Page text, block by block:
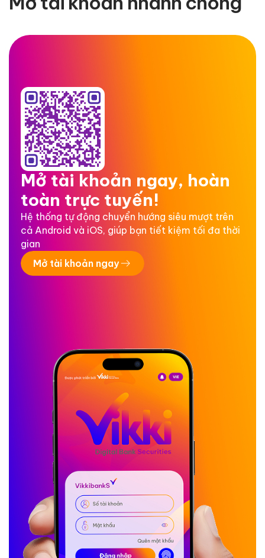
Mở tài khoản ngay, hoàn
toàn trực tuyến!
Hệ thống tự động chuyển hướng siêu mượt trên
cả Android và iOS, giúp bạn tiết kiệm tối đa thời
gian
Mở tài khoản ngay